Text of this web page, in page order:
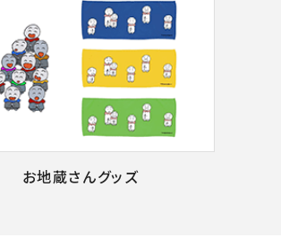
お地蔵さんグッズ